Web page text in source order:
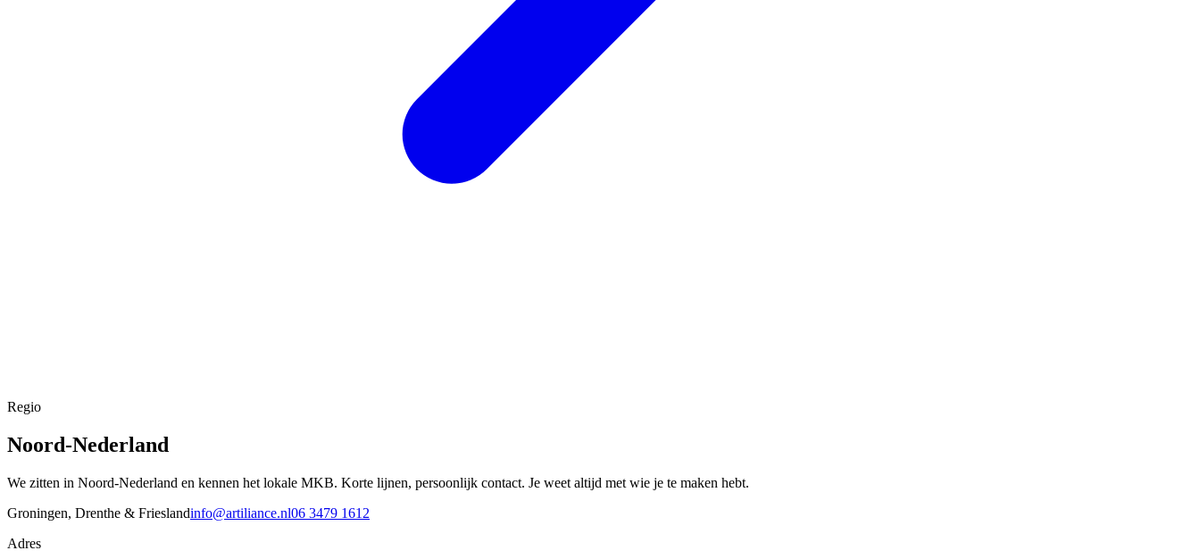
Regio
Noord-Nederland
We zitten in Noord-Nederland en kennen het lokale MKB. Korte lijnen, persoonlijk contact. Je weet altijd met wie je te maken hebt.
Groningen, Drenthe & Frieslandinfo@artiliance.nl06 3479 1612
Adres